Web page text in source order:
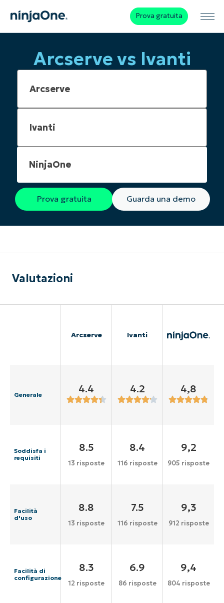
Prova gratuita
Arcserve vs Ivanti
NinjaOne
Prova gratuita Guarda una demo
Valutazioni
Arcserve Ivanti
Generale 4.4 4.2 4,8
Soddisfa i
requisiti
8.5
13 risposte
8.4
116 risposte
9,2
905 risposte
Facilità
d'uso
8.8
13 risposte
7.5
116 risposte
9,3
912 risposte
Facilità di
configurazione
8.3
12 risposte
6.9
86 risposte
9,4
804 risposte